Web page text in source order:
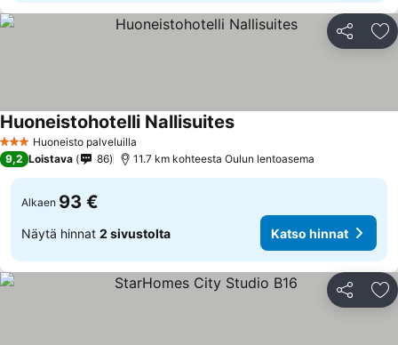
Jaa
3 Tähtiluokitus
Huoneisto palveluilla
Huoneistohotelli Nallisuites
9,2 Loistava 86 11.7 km kohteesta Oulun lentoasema
Alkaen 93 €
Näytä hinnat 2 sivustolta Katso hinnat
Jaa